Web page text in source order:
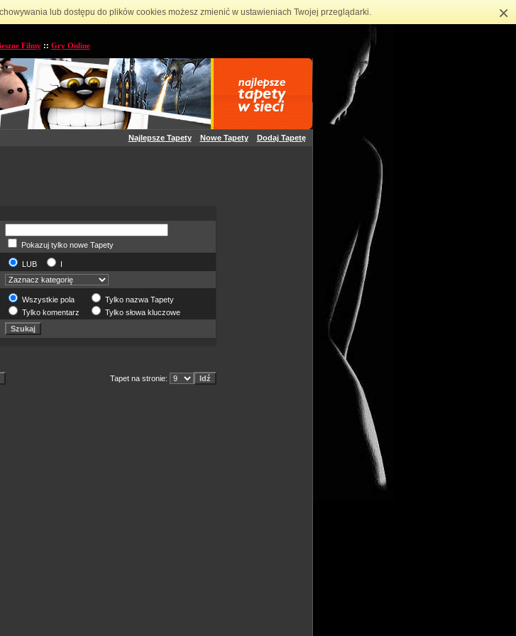
lub dostępu do plików cookies możesz zmienić w ustawieniach Twojej przeglądarki. ×
Filmy:: Gry Online
Najlepsze Tapety Nowe Tapety
Dodaj Tapetę
Pokazuj tylko nowe Tapety
LUB
I
Wszystkie pola
Tylko nazwa Tapety
Tylko komentarz
Tylko słowa kluczowe
Tapet na stronie: